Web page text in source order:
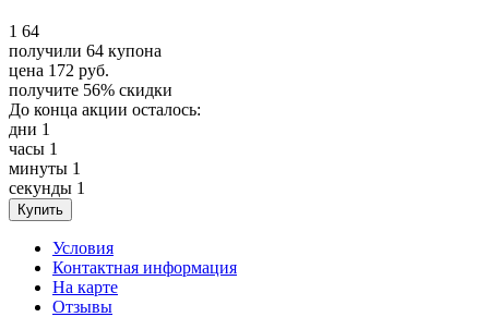
1 64
получили 64 купона
цена 172 руб.
получите 56% скидки
До конца акции осталось:
дни 1
часы 1
минуты 1
секунды 1
Условия
Контактная информация
На карте
Отзывы